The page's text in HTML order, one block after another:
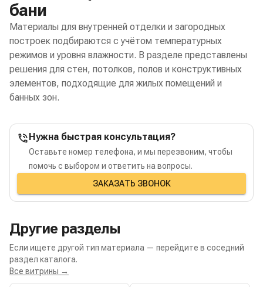
бани
Материалы для внутренней отделки и загородных
построек подбираются с учётом температурных
режимов и уровня влажности. В разделе представлены
решения для стен, потолков, полов и конструктивных
элементов, подходящие для жилых помещений и
банных зон.
Нужна быстрая консультация?
Оставьте номер телефона, и мы перезвоним, чтобы
помочь с выбором и ответить на вопросы.
ЗАКАЗАТЬ ЗВОНОК
Другие разделы
Если ищете другой тип материала — перейдите в соседний
раздел каталога.
Все витрины →